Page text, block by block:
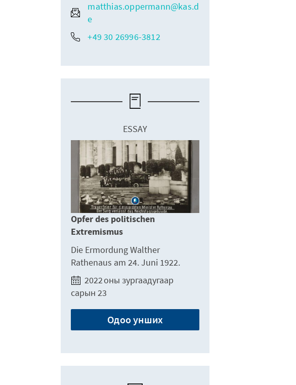
matthias.oppermann@kas.d
e
+49 30 26996-3812
ESSAY
Opfer des politischen
Extremismus
Die Ermordung Walther
Rathenaus am 24. Juni 1922.
2022 оны зургаадугаар
сарын 23
Одоо унших